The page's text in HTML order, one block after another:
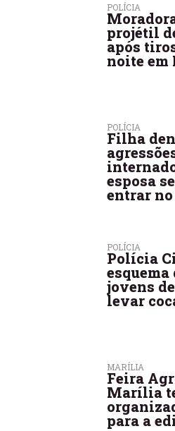
POLÍCIA
projétil
após
noite
POLÍCIA
Filha
esposa
entrar
POLÍCIA
Polícia
jovens
levar
MARÍLIA
Feira
Marília
para a